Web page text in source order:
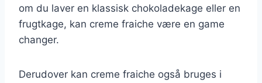
om du laver en klassisk chokoladekage eller en
frugtkage, kan creme fraiche være en game
changer.
Derudover kan creme fraiche også bruges i